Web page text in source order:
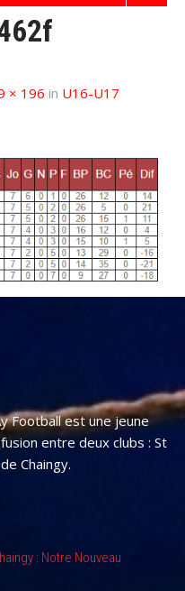
× 196 in U16-U17
Football est une jeune
entre deux clubs : St
Chaingy.
: Notre Nouveau